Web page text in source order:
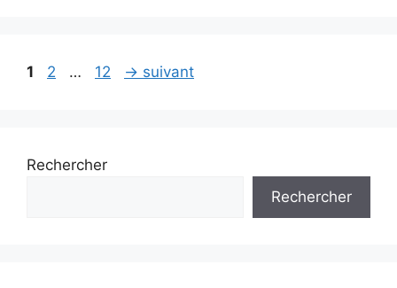
Page
1 Page
2 … Page
12 → suivant
Rechercher
Rechercher